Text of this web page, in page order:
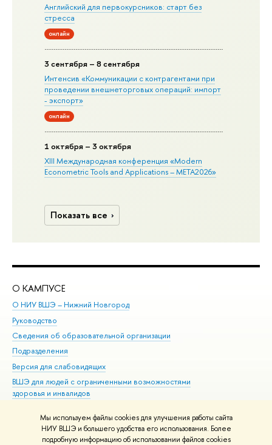
Мы используем файлы cookies для улучшения работы сайта
НИУ ВШЭ и большего удобства его использования. Более
подробную информацию об использовании файлов cookies
Английский для первокурсников: старт без
стресса
онлайн
3 сентября – 8 сентября
Интенсив «Коммуникации с контрагентами при
проведении внешнеторговых операций: импорт
- экспорт»
онлайн
1 октября – 3 октября
XIII Международная конференция «Modern
Econometric Tools and Applications – META2026»
Показать все
О КАМПУСЕ
О НИУ ВШЭ – Нижний Новгород
Руководство
Сведения об образовательной организации
Подразделения
Версия для слабовидящих
ВШЭ для людей с ограниченными возможностями
здоровья и инвалидов